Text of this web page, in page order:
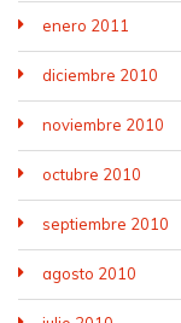
enero 2011
diciembre 2010
noviembre 2010
octubre 2010
septiembre 2010
agosto 2010